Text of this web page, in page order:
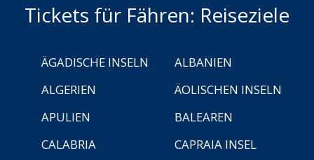
Tickets für Fähren: Reiseziele
ÄGADISCHE INSELN
ALBANIEN
ALGERIEN
ÄOLISCHEN INSELN
APULIEN
BALEAREN
CALABRIA
CAPRAIA INSEL